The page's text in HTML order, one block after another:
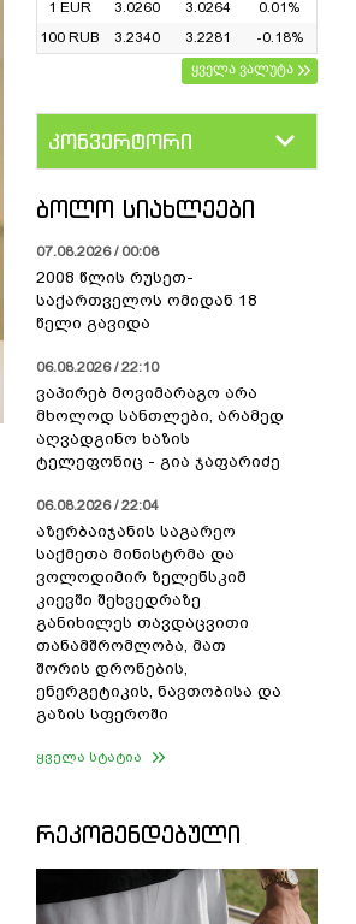
1 EUR
3.0260 3.0264
0.01%
100 RUB
3.2340 3.2281
-0.18%
ყველა ვალუტა
კონვერტორი
ᲑᲝᲚᲝ ᲡᲘᲐᲮᲚᲔᲔᲑᲘ
07.08.2026 / 00:08
2008 წლის რუსეთ-
საქართველოს ომიდან 18
წელი გავიდა
06.08.2026 / 22:10
ვაპირებ მოვიმარაგო არა
მხოლოდ სანთლები, არამედ
აღვადგინო ხაზის
ტელეფონიც - გია ჯაფარიძე
06.08.2026 / 22:04
აზერბაიჯანის საგარეო
საქმეთა მინისტრმა და
ვოლოდიმირ ზელენსკიმ
კიევში შეხვედრაზე
განიხილეს თავდაცვითი
თანამშრომლობა, მათ
შორის დრონების,
ენერგეტიკის, ნავთობისა და
გაზის სფეროში
ყველა სტატია
ᲠᲔᲙᲝᲛᲔᲜᲓᲔᲑᲣᲚᲘ